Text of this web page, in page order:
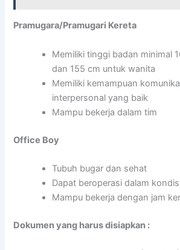
Pramugara/Pramugari Kereta
Memiliki tinggi badan minimal
dan 155 cm untuk wanita
Memiliki kemampuan
interpersonal yang baik
Mampu bekerja dalam tim
Office Boy
Tubuh bugar dan sehat
Dapat beroperasi dalam
Mampu bekerja dengan jam
Dokumen yang harus disiapkan :